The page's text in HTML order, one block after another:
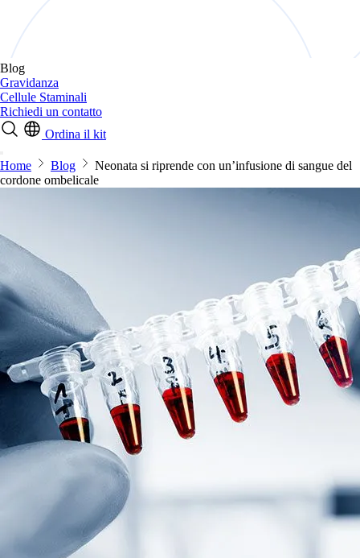
Blog
Gravidanza
Cellule Staminali
Richiedi un contatto
Ordina il kit
Home Blog
Neonata si riprende con un’infusione di sangue del
cordone ombelicale